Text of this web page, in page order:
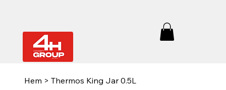
Hem > Thermos King Jar 0.5L